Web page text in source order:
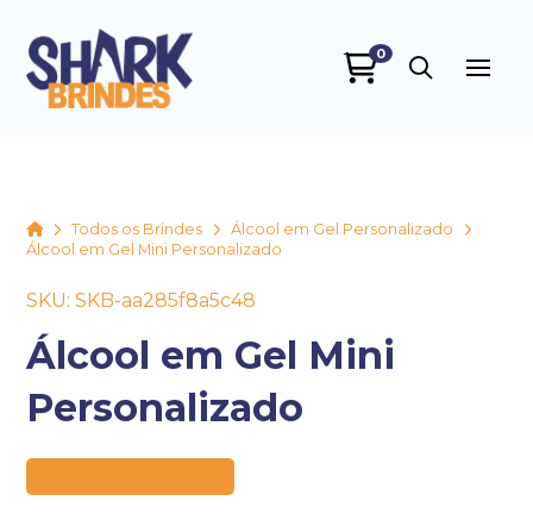
0
HomeTodos os Brindes
Álcool em Gel Personalizado
Álcool em Gel Mini Personalizado
SKU: SKB-aa285f8a5c48
Álcool em Gel Mini
Personalizado
+55